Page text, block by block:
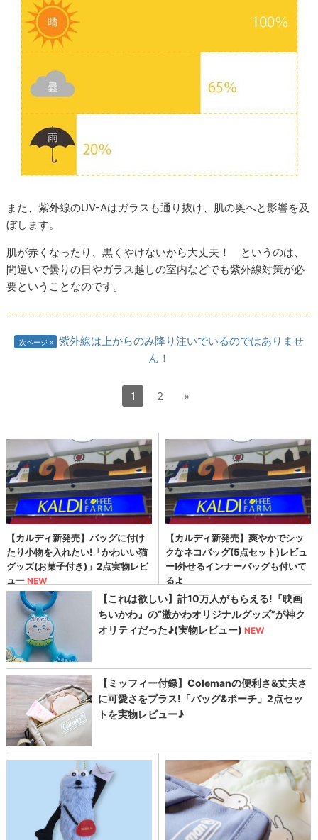
また、紫外線のUV-Aはガラスも通り抜け、肌の奥へと影響を及
ぼします。
肌が赤くなったり、黒くやけないから大丈夫！ というのは、
間違いで曇りの日やガラス越しの室内などでも紫外線対策が必
要ということなのです。
次ページ
紫外線は上からのみ降り注いでいるのではありませ
ん！
1 2 »